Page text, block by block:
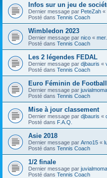
Infos sur un jeu de
Dernier message par PeteZah «
Posté dans Tennis Coach
Wimbledon 2023
Dernier message par nico «
Posté dans Tennis Coach
Les 2 légendes FEDAL
Dernier message par djbauris «
Posté dans Tennis Coach
Euro Féminin de Football
Dernier message par juvialmoma
Posté dans Tennis Coach
Mise à jour classement
Dernier message par djbauris «
Posté dans F.A.Q.
Asie 2018
Dernier message par Arno15 «
Posté dans Tennis Coach
1/2 finale
Dernier message par juvialmoma
Posté dans Tennis Coach